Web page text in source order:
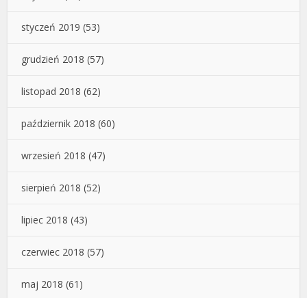
styczeń 2019 (53)
grudzień 2018 (57)
listopad 2018 (62)
październik 2018 (60)
wrzesień 2018 (47)
sierpień 2018 (52)
lipiec 2018 (43)
czerwiec 2018 (57)
maj 2018 (61)